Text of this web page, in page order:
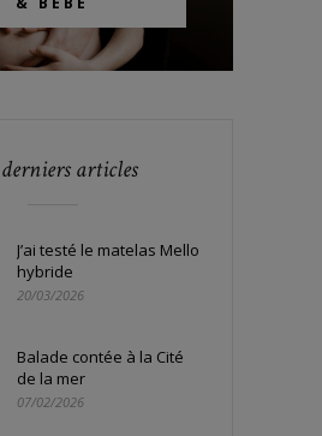
articles
J’ai testé le matelas Mello
hybride
20/03/2026
Balade contée à la Cité
de la mer
07/02/2026